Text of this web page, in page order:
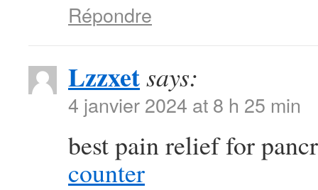
Répondre
Lzzxetsays:
4 janvier 2024 at 8 h 25 min
best pain relief for
counter